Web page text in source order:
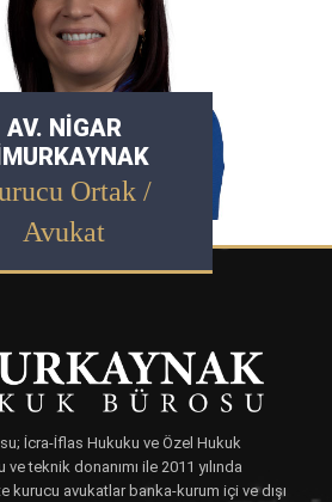
AV. NİGAR
Ortak /
Avukat
İcra-İflas Hukuku ve Özel Hukuk
teknik donanımı ile 2011 yılında
kurucu avukatlar banka-kurum içi ve dışı